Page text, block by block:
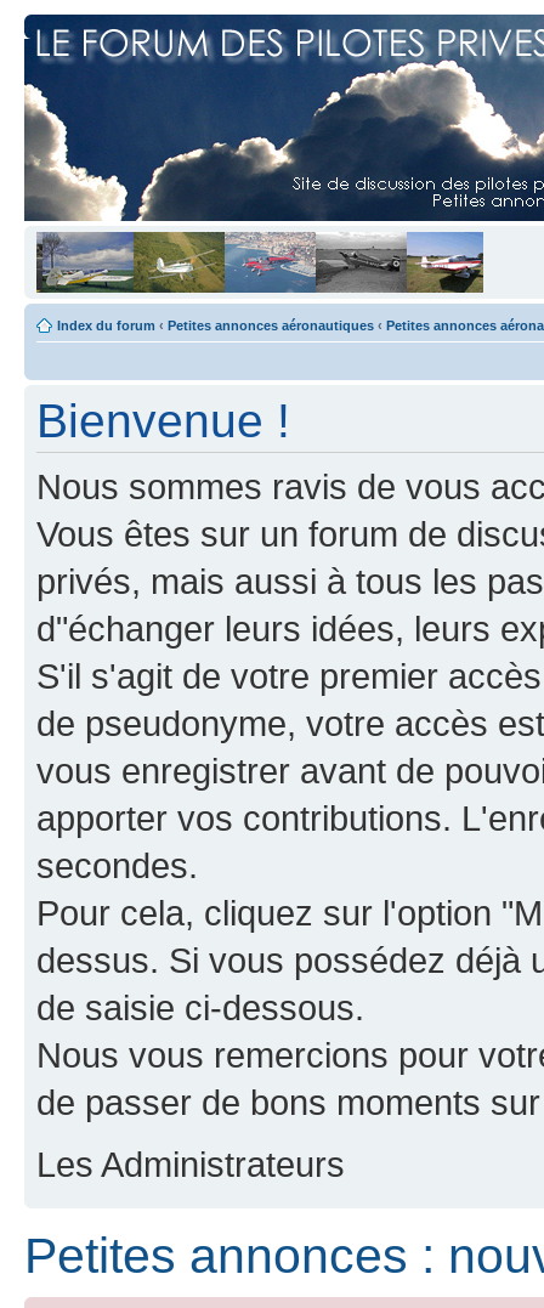
Index du forum ‹ Petites annonces aéronautiques ‹ Petites annonces
Bienvenue !
Nous sommes ravis de vous
Vous êtes sur un forum de
privés, mais aussi à tous les
d"échanger leurs idées, leurs
S'il s'agit de votre premier
de pseudonyme, votre accès
vous enregistrer avant de
apporter vos contributions.
secondes.
Pour cela, cliquez sur l'option
dessus. Si vous possédez déjà
de saisie ci-dessous.
Nous vous remercions pour
de passer de bons moments
Les Administrateurs
Petites annonces :